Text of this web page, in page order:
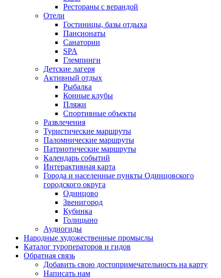
Рестораны с верандой
Отели
Гостиницы, базы отдыха
Пансионаты
Санатории
SPA
Глемпинги
Детские лагеря
Активный отдых
Рыбалка
Конные клубы
Пляжи
Спортивные объекты
Развлечения
Туристические маршруты
Паломнические маршруты
Патриотические маршруты
Календарь событий
Интерактивная карта
Города и населенные пункты Одинцовского
городского округа
Одинцово
Звенигород
Кубинка
Голицыно
Аудиогиды
Народные художественные промыслы
Каталог туроператоров и гидов
Обратная связь
Добавить свою достопримечательность на карту
Написать нам